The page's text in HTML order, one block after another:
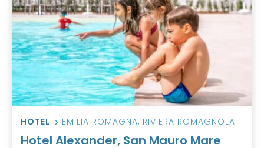
HOTEL EMILIA ROMAGNA, RIVIERA ROMAGNOLA
Hotel Alexander, San Mauro Mare